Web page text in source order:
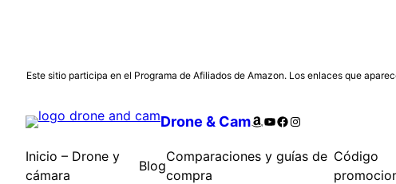
Saltar
contenido
Este sitio participa en el Programa de Afiliados de Amazon. Los enlaces que
Drone & CamAmazon
YouTube
Facebook
Instagram
Inicio – Drone y
cámara
Blog
Comparaciones y guías de
compra
Código